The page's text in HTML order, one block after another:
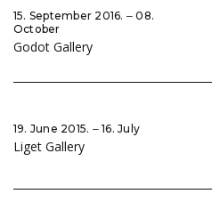
15. September 2016. ‒ 08.
October
Godot Gallery
19. June 2015. ‒ 16. July
Liget Gallery